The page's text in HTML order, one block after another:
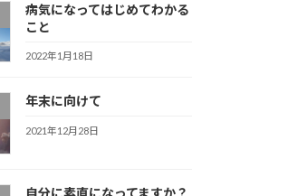
病気になってはじめてわかる
こと
2022年1月18日
年末に向けて
2021年12月28日
自分に素直になってますか？